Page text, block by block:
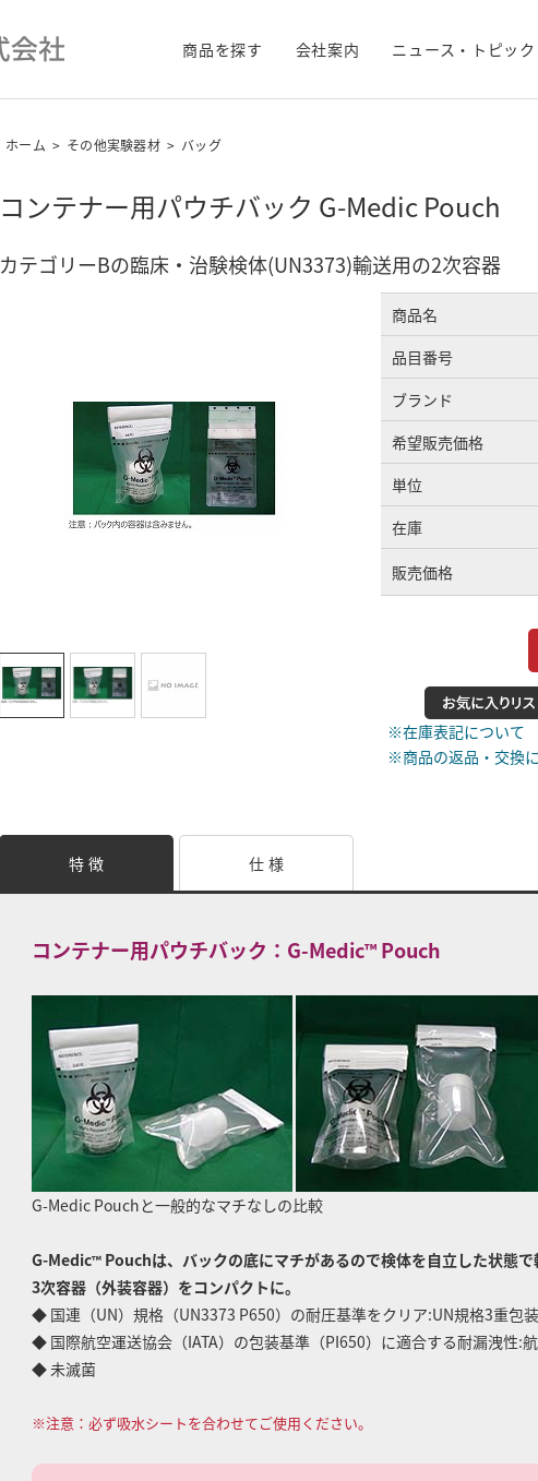
商品を探す 会社案内 ニュース・トピック
ホーム > その他実験器材 > バッグ
コンテナー用パウチバック G-Medic Pouch
カテゴリーBの臨床・治験検体(UN3373)輸送用の2次容器
商品名
品目番号
ブランド
希望販売価格
単位
在庫
販売価格
※在庫表記について
※商品の返品・交換
特 徴 仕 様
コンテナー用パウチバック：G-Medic™ Pouch
G-Medic Pouchと一般的なマチなしの比較
G-Medic™ Pouchは、バックの底にマチがあるので検体を自立した状態で
3次容器（外装容器）をコンパクトに。
◆ 国連（UN）規格（UN3373 P650）の耐圧基準をクリア:UN規格3重包
◆ 国際航空運送協会（IATA）の包装基準（PI650）に適合する耐漏洩性:
◆ 未滅菌
※注意：必ず吸水シートを合わせてご使用ください。